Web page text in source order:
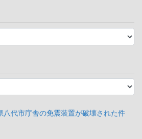
八代市庁舎の免震装置が破壊された件